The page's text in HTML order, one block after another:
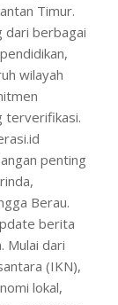
Timur.
dari berbagai
wilayah
terverifikasi.
penting
Berau.
berita
Mulai dari
(IKN),
lokal,